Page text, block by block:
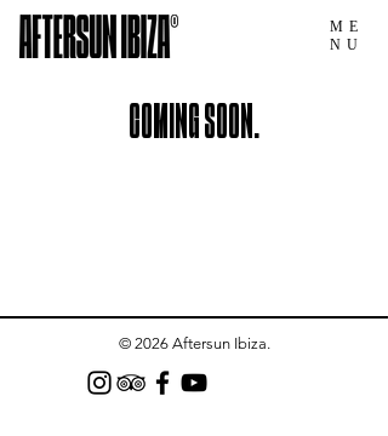
ME
NU
COMING SOON.
© 2026 Aftersun Ibiza.